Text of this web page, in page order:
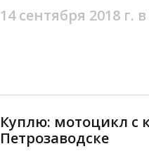
14 сентября 2018 г.
Куплю: мотоцикл с
Петрозаводске